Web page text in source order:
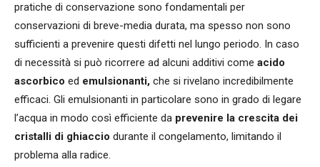
pratiche di conservazione sono fondamentali per
conservazioni di breve-media durata, ma spesso non sono
sufficienti a prevenire questi difetti nel lungo periodo. In caso
di necessità si può ricorrere ad alcuni additivi come acido
ascorbico ed emulsionanti, che si rivelano incredibilmente
efficaci. Gli emulsionanti in particolare sono in grado di legare
l’acqua in modo così efficiente da prevenire la crescita dei
cristalli di ghiaccio durante il congelamento, limitando il
problema alla radice.